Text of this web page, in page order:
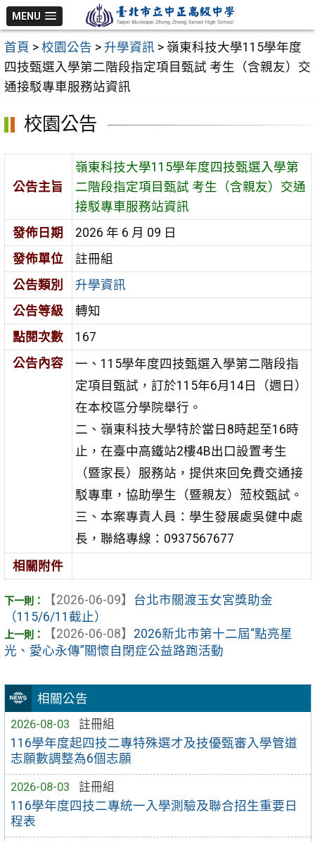
跳
至
主
要
內
MENU
首頁 > 校園公告 > 升學資訊 > 嶺東科技大學115學年度
四技甄選入學第二階段指定項目甄試 考生（含親友）交
通接駁專車服務站資訊
相關公告
2026-08-03
註冊組
116學年度起四技二專特殊選才及技優甄審入學管道
志願數調整為6個志願
2026-08-03
註冊組
116學年度四技二專統一入學測驗及聯合招生重要日
程表
校園公告
公告主旨
嶺東科技大學115學年度四技甄選入學第
二階段指定項目甄試 考生（含親友）交通
接駁專車服務站資訊
發佈日期
2026 年 6 月 09 日
發佈單位
註冊組
公告類別
升學資訊
公告等級
轉知
點閱次數
167
公告內容
一、115學年度四技甄選入學第二階段指
定項目甄試，訂於115年6月14日（週日）
在本校區分學院舉行。
二、嶺東科技大學特於當日8時起至16時
止，在臺中高鐵站2樓4B出口設置考生
（暨家長）服務站，提供來回免費交通接
駁專車，協助學生（暨親友）蒞校甄試。
三、本案專責人員：學生發展處吳健中處
長，聯絡專線：0937567677
相關附件
【2026-06-09】
台北市關渡玉女宮獎助金
（115/6/11截止）
【2026-06-08】 2026新北市第十二屆“點亮星
光、愛心永傳”關懷自閉症公益路跑活動